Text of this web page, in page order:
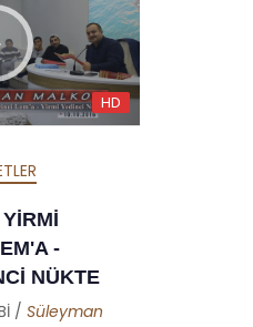
HD
- YİRMİ
MEKTUP
RİSALESİ